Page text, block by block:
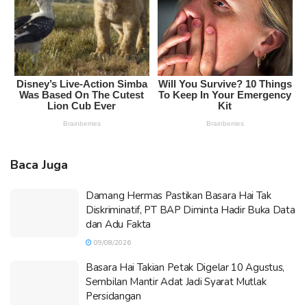
Baca Juga
Damang Hermas Pastikan Basara Hai Tak
Diskriminatif, PT BAP Diminta Hadir Buka Data
dan Adu Fakta
09/08/2026
Basara Hai Takian Petak Digelar 10 Agustus,
Sembilan Mantir Adat Jadi Syarat Mutlak
Persidangan